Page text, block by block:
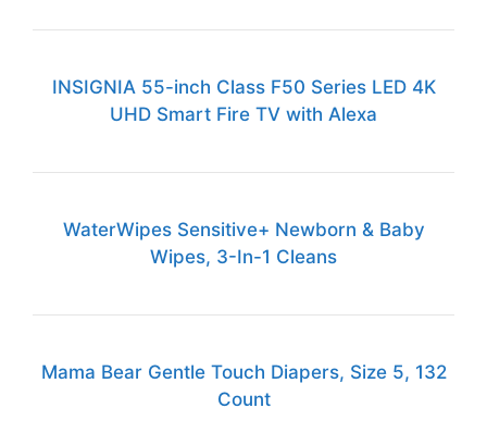
INSIGNIA 55-inch Class F50 Series LED 4K
UHD Smart Fire TV with Alexa
WaterWipes Sensitive+ Newborn & Baby
Wipes, 3-In-1 Cleans
Mama Bear Gentle Touch Diapers, Size 5, 132
Count